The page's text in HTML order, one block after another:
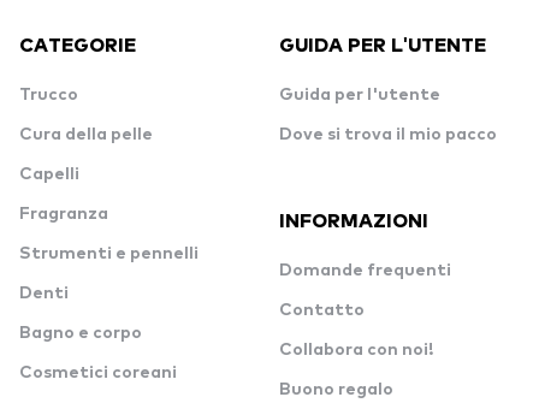
CATEGORIE
Trucco
Cura della pelle
Capelli
Fragranza
Strumenti e pennelli
Denti
Bagno e corpo
Cosmetici coreani
GUIDA PER L'UTENTE
Guida per l'utente
Dove si trova il mio pacco
INFORMAZIONI
Domande frequenti
Contatto
Collabora con noi!
Buono regalo